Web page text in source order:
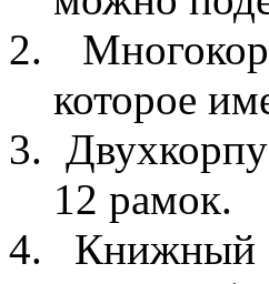
которое
12 рамок.
Книжный